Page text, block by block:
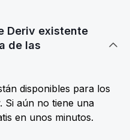
Deriv existente
de las

disponibles para los
Si aún no tiene una
en unos minutos.